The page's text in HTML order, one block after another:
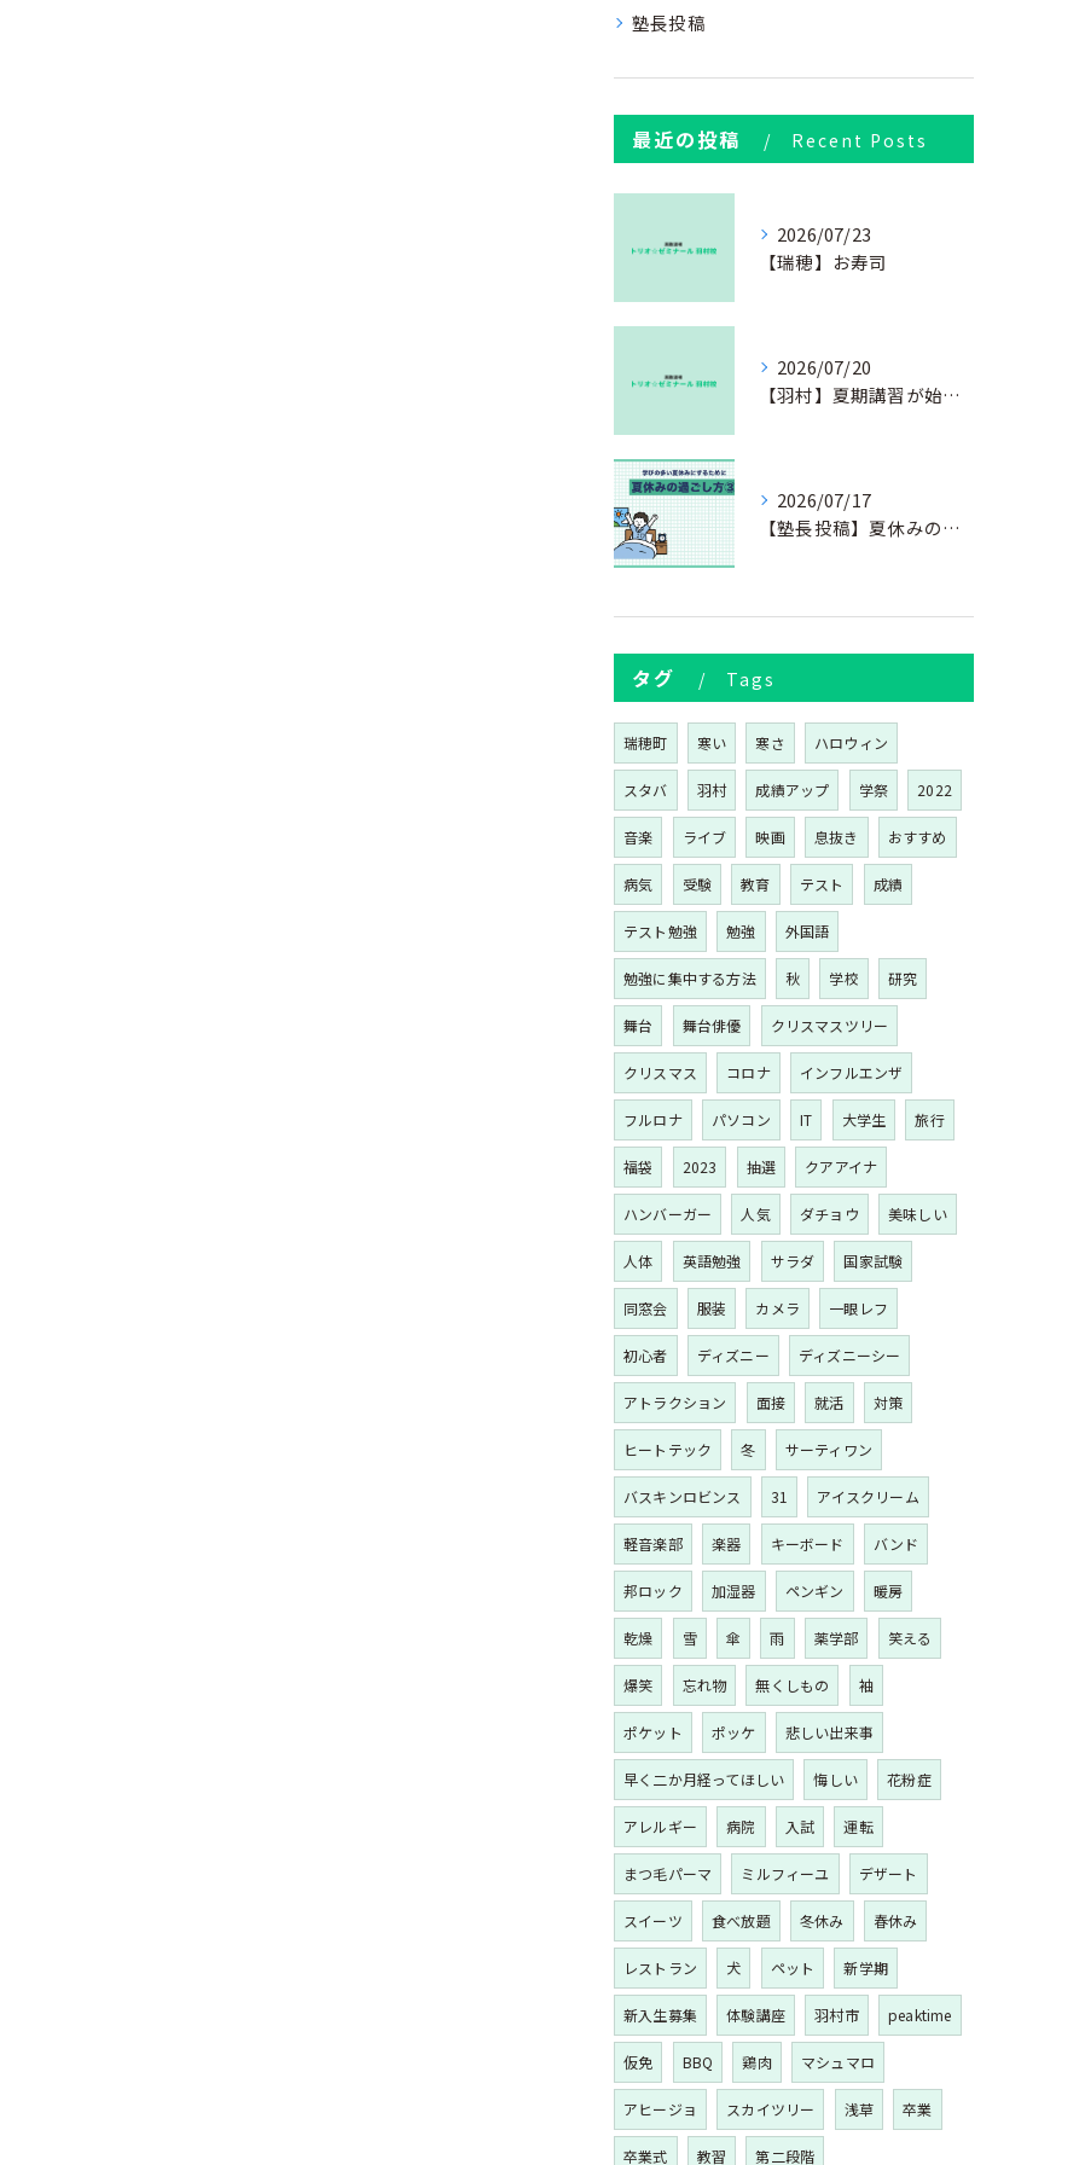
塾長投稿
最近の投稿 Recent Posts
2026/07/23
【瑞穂】お寿司
2026/07/20
【羽村】夏期講習が始まりました
2026/07/17
【塾長投稿】夏休みの過ごし方③
タグ Tags
瑞穂町 寒い 寒さ ハロウィン
スタバ 羽村 成績アップ 学祭 2022
音楽 ライブ 映画 息抜き おすすめ
病気 受験 教育 テスト 成績
テスト勉強 勉強 外国語
勉強に集中する方法 秋 学校 研究
舞台 舞台俳優 クリスマスツリー
クリスマス コロナ インフルエンザ
フルロナ パソコン IT 大学生 旅行
福袋 2023 抽選 クアアイナ
ハンバーガー 人気 ダチョウ 美味しい
人体 英語勉強 サラダ 国家試験
同窓会 服装 カメラ 一眼レフ
初心者 ディズニー ディズニーシー
アトラクション 面接 就活 対策
ヒートテック 冬 サーティワン
バスキンロビンス 31 アイスクリーム
軽音楽部 楽器 キーボード バンド
邦ロック 加湿器 ペンギン 暖房
乾燥 雪 傘 雨 薬学部 笑える
爆笑 忘れ物 無くしもの 袖
ポケット ポッケ 悲しい出来事
早く二か月経ってほしい 悔しい 花粉症
アレルギー 病院 入試 運転
まつ毛パーマ ミルフィーユ デザート
スイーツ 食べ放題 冬休み 春休み
レストラン 犬 ペット 新学期
新入生募集 体験講座 羽村市 peaktime
仮免 BBQ 鶏肉 マシュマロ
アヒージョ スカイツリー 浅草 卒業
卒業式 教習 第二段階